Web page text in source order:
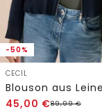
-50%
CECIL
45,00 €89,99€